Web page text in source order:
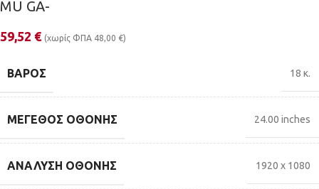
MU GA-
59,52 € (χωρίς ΦΠΑ 48,00 €)
ΒΆΡΟΣ 18 κ.
ΜΈΓΕΘΟΣ ΟΘΌΝΗΣ 24.00 inches
ΑΝΆΛΥΣΗ ΟΘΌΝΗΣ 1920 x 1080